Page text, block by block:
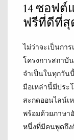
14 ซอฟต์
ฟรีที่ดีที่สุ
ไม่ว่าจะเป็นกา
โครงการสถาบั
จำเป็นในทุกวัน
มือเหล่านี้มีประ
สะกดออนไลน์เ
พร้อมด้วยภาษา
หนึ่งที่มีคนพูดถึ